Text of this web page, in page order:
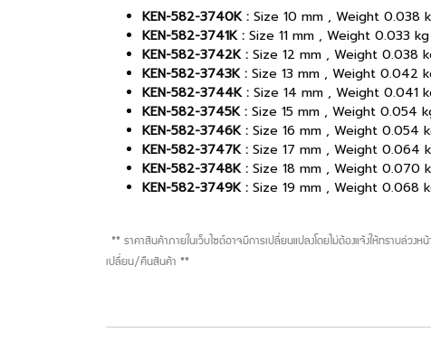
KEN-582-3740K : Size 10 mm , Weight 0.038
KEN-582-3741K : Size 11 mm , Weight 0.033 kg
KEN-582-3742K : Size 12 mm , Weight 0.038
KEN-582-3743K : Size 13 mm , Weight 0.042
KEN-582-3744K : Size 14 mm , Weight 0.041
KEN-582-3745K : Size 15 mm , Weight 0.054
KEN-582-3746K : Size 16 mm , Weight 0.054
KEN-582-3747K : Size 17 mm , Weight 0.064
KEN-582-3748K : Size 18 mm , Weight 0.070
KEN-582-3749K : Size 19 mm , Weight 0.068
** ราคาสินค้าภายในเว็บไซต์อาจมีการเปลี่ยนแปลงโดยไม่ต้องแจ้งให้ทราบล่ว
เปลี่ยน/คืนสินค้า **